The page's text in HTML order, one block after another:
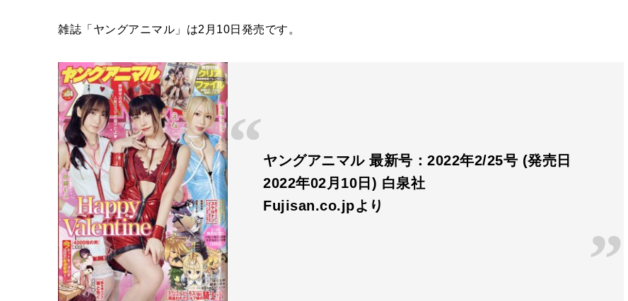
雑誌「ヤングアニマル」は2月10日発売です。
ヤングアニマル 最新号：2022年2/25号 (発売日
2022年02月10日) 白泉社
Fujisan.co.jpより